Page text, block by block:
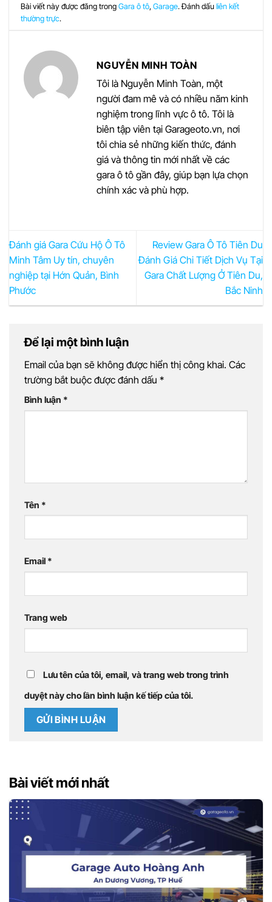
Bài viết này được đăng trongGara ô tô,Garage. Đánh dấuliên kết
thường trực.
NGUYỄN MINH TOÀN
Tôi là Nguyễn Minh Toàn, một
người đam mê và có nhiều năm kinh
nghiệm trong lĩnh vực ô tô. Tôi là
biên tập viên tại Garageoto.vn, nơi
tôi chia sẻ những kiến thức, đánh
giá và thông tin mới nhất về các
gara ô tô gần đây, giúp bạn lựa chọn
chính xác và phù hợp.
Đánh giá Gara Cứu Hộ Ô Tô
Minh Tâm Uy tín, chuyên
nghiệp tại Hớn Quản, Bình
Phước
Review Gara Ô Tô Tiên Du
Đánh Giá Chi Tiết Dịch Vụ Tại
Gara Chất Lượng Ở Tiên Du,
Bắc Ninh
Để lại một bình luận
Email của bạn sẽ không được hiển thị công khai. Các
trường bắt buộc được đánh dấu *
Bình luận *
Tên *
Email *
Trang web
Lưu tên của tôi, email, và trang web trong trình
duyệt này cho lần bình luận kế tiếp của tôi.
Bài viết mới nhất